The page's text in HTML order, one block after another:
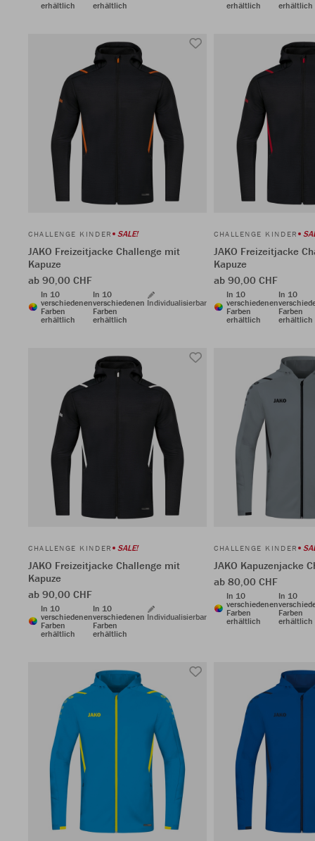
erhältlich
erhältlich
erhältlich
erhältlich
CHALLENGE KINDER SALE!
JAKO Freizeitjacke Challenge mit
Kapuze
ab 90,00 CHF
In 10
verschiedenen
Farben
erhältlich
In 10
verschiedenen
Farben
erhältlich
Individualisierbar
CHALLENGE KINDER
JAKO Freizeitjacke
Kapuze
ab 90,00 CHF
In 10
verschiedenen
Farben
erhältlich
In 10
Farben
erhältlich
CHALLENGE KINDER SALE!
JAKO Freizeitjacke Challenge mit
Kapuze
ab 90,00 CHF
In 10
verschiedenen
Farben
erhältlich
In 10
verschiedenen
Farben
erhältlich
Individualisierbar
CHALLENGE KINDER
JAKO Kapuzenjacke
ab 80,00 CHF
In 10
verschiedenen
Farben
erhältlich
In 10
Farben
erhältlich